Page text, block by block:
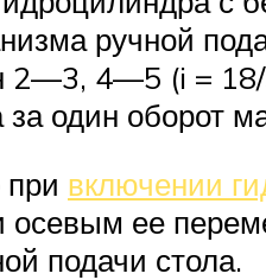
ручной
2—3, 4—5 (i =
один оборот
включении
осевым ее
подачи стола.